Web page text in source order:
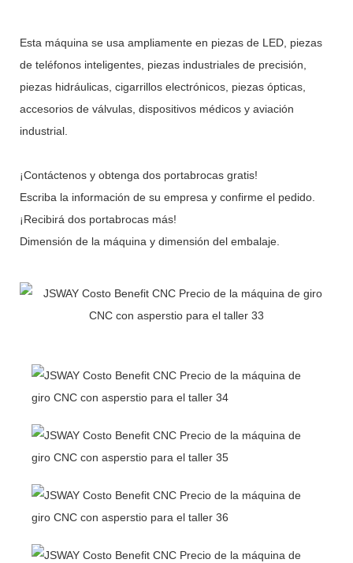
Esta máquina se usa ampliamente en piezas de LED, piezas
de teléfonos inteligentes, piezas industriales de precisión,
piezas hidráulicas, cigarrillos electrónicos, piezas ópticas,
accesorios de válvulas, dispositivos médicos y aviación
industrial.
¡Contáctenos y obtenga dos portabrocas gratis!
Escriba la información de su empresa y confirme el pedido.
¡Recibirá dos portabrocas más!
Dimensión de la máquina y dimensión del embalaje.